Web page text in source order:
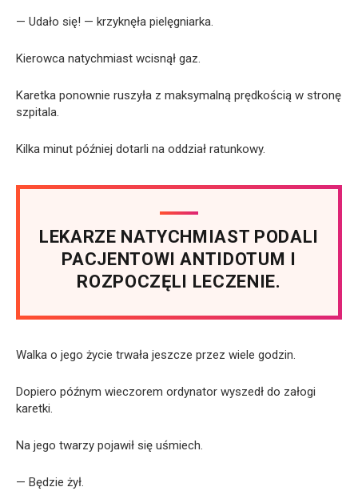
— Udało się! — krzyknęła pielęgniarka.
Kierowca natychmiast wcisnął gaz.
Karetka ponownie ruszyła z maksymalną prędkością w stronę
szpitala.
Kilka minut później dotarli na oddział ratunkowy.
LEKARZE NATYCHMIAST PODALI
PACJENTOWI ANTIDOTUM I
ROZPOCZĘLI LECZENIE.
Walka o jego życie trwała jeszcze przez wiele godzin.
Dopiero późnym wieczorem ordynator wyszedł do załogi
karetki.
Na jego twarzy pojawił się uśmiech.
— Będzie żył.